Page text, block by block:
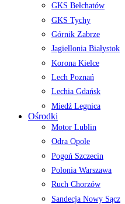
GKS Bełchatów
GKS Tychy
Górnik Zabrze
Jagiellonia Białystok
Korona Kielce
Lech Poznań
Lechia Gdańsk
Miedź Legnica
Ośrodki
Motor Lublin
Odra Opole
Pogoń Szczecin
Polonia Warszawa
Ruch Chorzów
Sandecja Nowy Sącz